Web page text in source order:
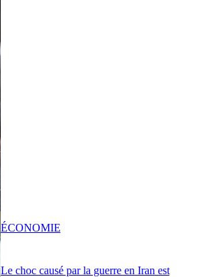
Le choc causé par la guerre en Iran est
ÉCONOMIE